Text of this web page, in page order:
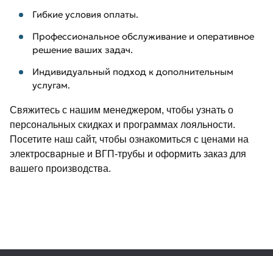
Гибкие условия оплаты.
Профессиональное обслуживание и оперативное
решение ваших задач.
Индивидуальный подход к дополнительным
услугам.
Свяжитесь с нашим менеджером, чтобы узнать о
персональных скидках и программах лояльности.
Посетите наш сайт, чтобы ознакомиться с ценами на
электросварные и ВГП-трубы и оформить заказ для
вашего производства.